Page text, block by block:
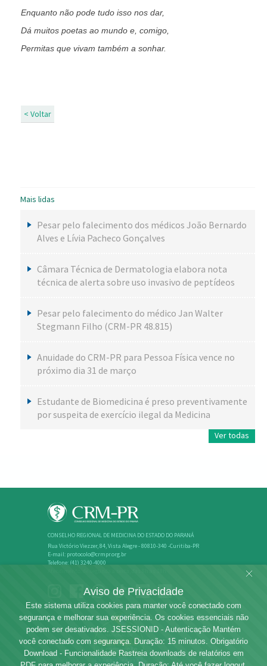
Enquanto não pode tudo isso nos dar,
Dá muitos poetas ao mundo e, comigo,
Permitas que vivam também a sonhar.
< Voltar
Mais lidas
Pesar pelo falecimento dos médicos João Bernardo
Alves e Lívia Pacheco Gonçalves
Câmara Técnica de Dermatologia elabora nota
técnica de alerta sobre uso invasivo de peptídeos
Pesar pelo falecimento do médico Jan Walter
Stegmann Filho (CRM-PR 48.815)
Anuidade do CRM-PR para Pessoa Física vence no
próximo dia 31 de março
Estudante de Biomedicina é preso preventivamente
por suspeita de exercício ilegal da Medicina
Ver todas
CONSELHO REGIONAL DE MEDICINA DO ESTADO DO PARANÁ
Rua Victório Viezzer, 84, Vista Alegre - 80810-340 -Curitiba-PR
E-mail: protocolo@crmpr.org.br
Telefone: (41) 3240-4000
Aviso de Privacidade
Este sistema utiliza cookies para manter você conectado com
segurança e melhorar sua experiência. Os cookies essenciais não
podem ser desativados. JSESSIONID - Autenticação Mantém
você conectado com segurança. Duração: 15 minutos. Obrigatório
Download - Funcionalidade Rastreia downloads de relatórios em